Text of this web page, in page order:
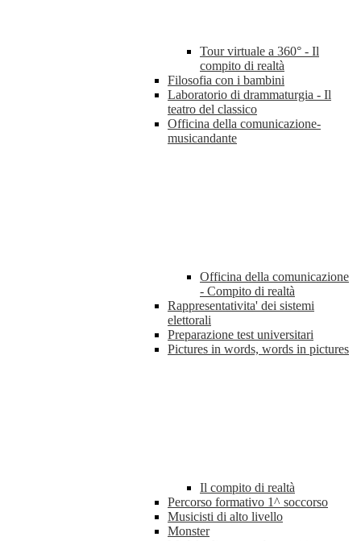
Tour virtuale a 360° - Il
compito di realtà
Filosofia con i bambini
Laboratorio di drammaturgia - Il
teatro del classico
Officina della comunicazione-
musicandante
Officina della comunicazione
- Compito di realtà
Rappresentativita' dei sistemi
elettorali
Preparazione test universitari
Pictures in words, words in pictures
Il compito di realtà
Percorso formativo 1^ soccorso
Musicisti di alto livello
Monster